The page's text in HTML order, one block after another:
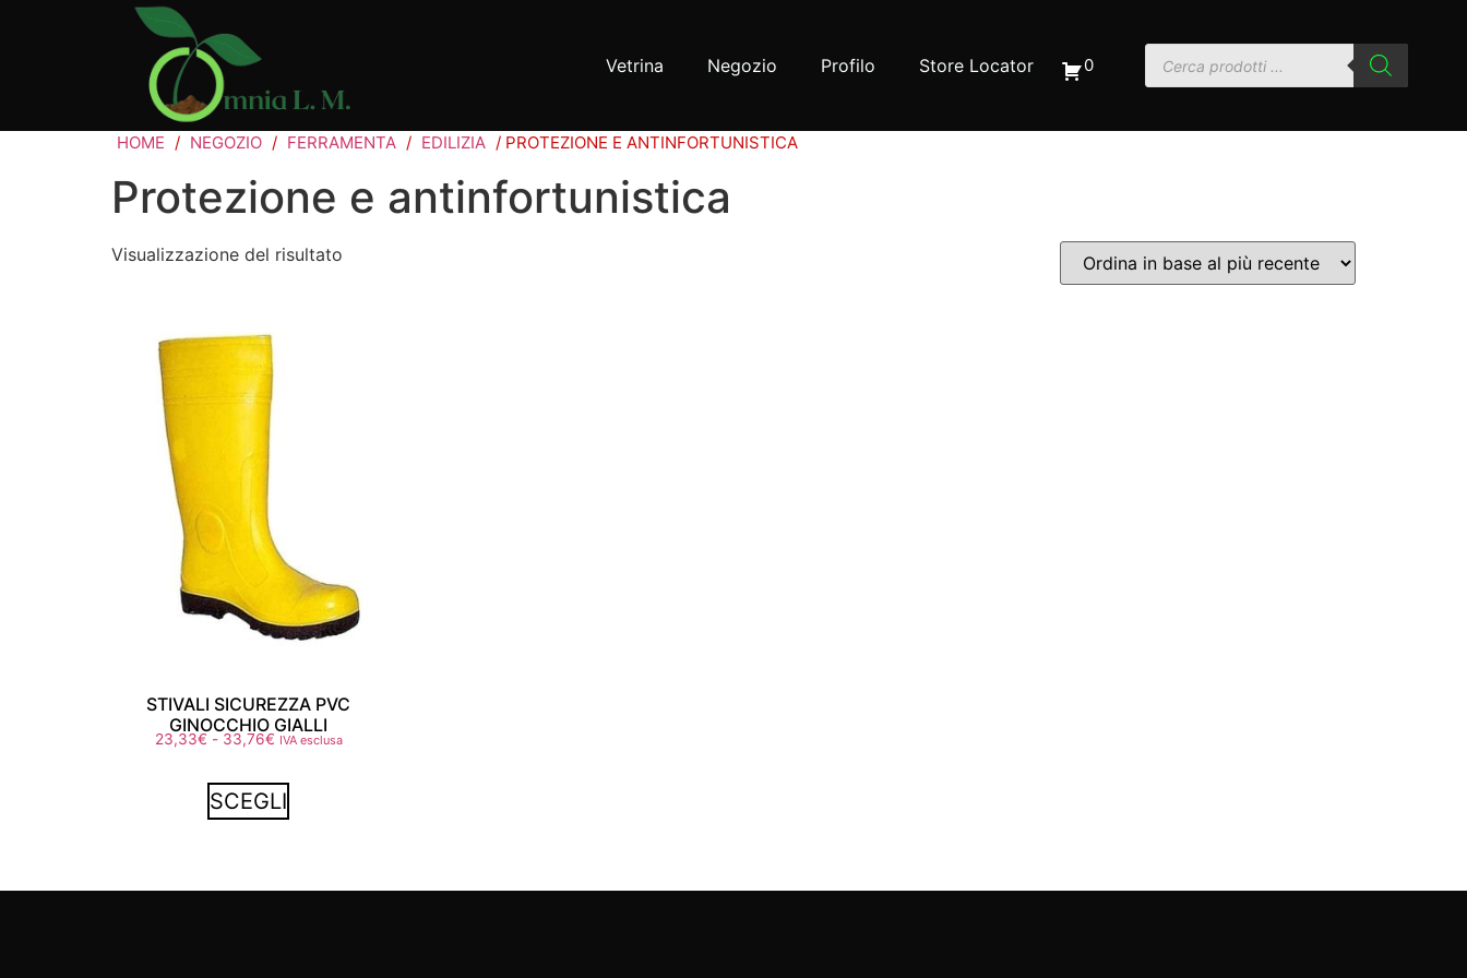
Vetrina Negozio Profilo Store Locator 0
HOME / NEGOZIO / FERRAMENTA / EDILIZIA / PROTEZIONE E ANTINFORTUNISTICA
Protezione e antinfortunistica
Visualizzazione del risultato
STIVALI SICUREZZA PVC
GINOCCHIO GIALLI
23,33€ - 33,76€ IVA esclusa
SCEGLI